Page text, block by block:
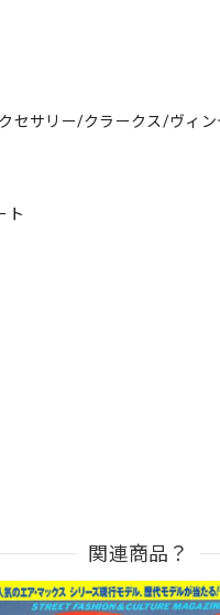
セサリー/クラークス/ヴィ
ト
関連商品？